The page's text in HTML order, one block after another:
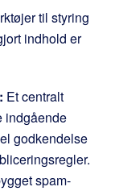
til styring
indhold er
Et centralt
indgående
godkendelse
spam-